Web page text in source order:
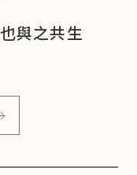
與之共生